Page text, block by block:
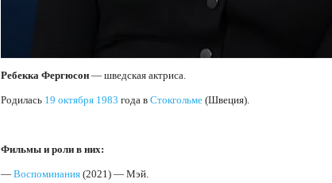
Ребекка Фергюсон — шведская актриса.
Родилась 19 октября 1983 года в Стокгольме (Швеция).
Фильмы и роли в них:
— Воспоминания (2021) — Мэй.